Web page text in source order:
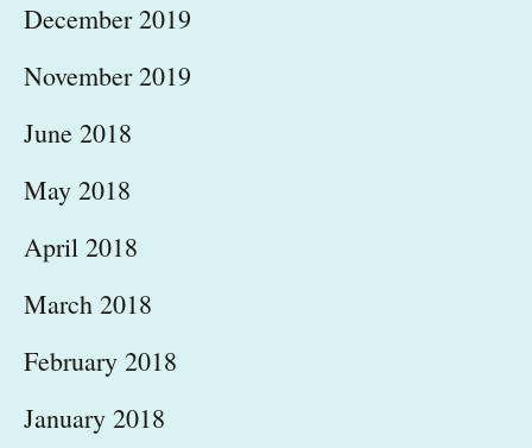
December 2019
November 2019
June 2018
May 2018
April 2018
March 2018
February 2018
January 2018